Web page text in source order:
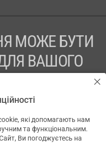
МОЖЕ БУТИ
ВАШОГО
ПРОКОНСУЛЬТУЙТЕСЬ
ЄДРПОУ 43631965.
які допомагають нам
та функціональним.
Ви погоджуєтесь на
✕